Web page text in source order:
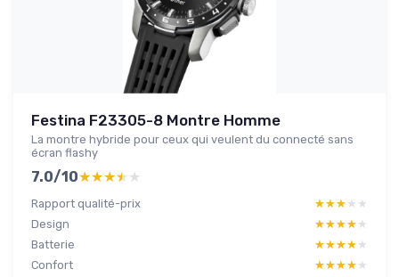
Festina F23305-8 Montre Homme
La montre hybride pour ceux qui veulent du connecté sans
écran flashy
7.0/10★★★★★
★★★★★
Rapport qualité-prix ★★★★★
★★★★★
Design
★★★★★
★★★★★
Batterie
★★★★★
★★★★★
Confort
★★★★★
★★★★★